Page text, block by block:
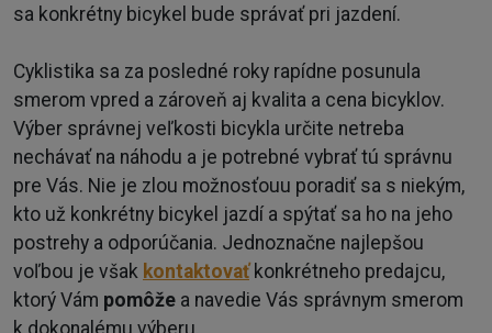
sa konkrétny bicykel bude správať pri jazdení.
Cyklistika sa za posledné roky rapídne posunula
smerom vpred a zároveň aj kvalita a cena bicyklov.
Výber správnej veľkosti bicykla určite netreba
nechávať na náhodu a je potrebné vybrať tú správnu
pre Vás. Nie je zlou možnosťouu poradiť sa s niekým,
kto už konkrétny bicykel jazdí a spýtať sa ho na jeho
postrehy a odporúčania. Jednoznačne najlepšou
voľbou je však kontaktovaťkonkrétneho predajcu,
ktorý Vám pomôže a navedie Vás správnym smerom